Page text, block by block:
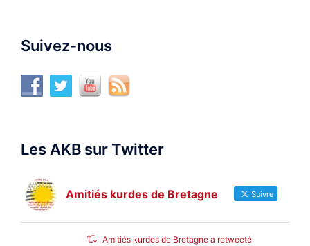
Suivez-nous
Les AKB sur Twitter
Amitiés kurdes de Bretagne Suivre
Amitiés kurdes de Bretagne a retweeté